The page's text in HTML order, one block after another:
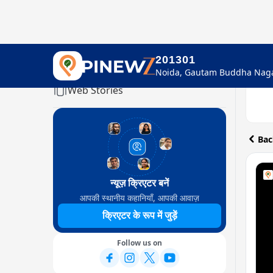
201301
Home
Web Stories
न्यूज़ क्रिएटर बनें
आपकी स्थानीय कहानियाँ, आपकी आवाज़
क्रिएटर के रूप में जुड़ें
Follow us on